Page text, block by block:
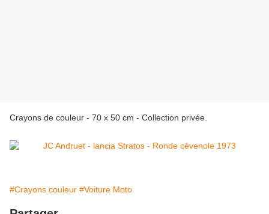
Crayons de couleur - 70 x 50 cm - Collection privée.
#Crayons couleur #Voiture Moto